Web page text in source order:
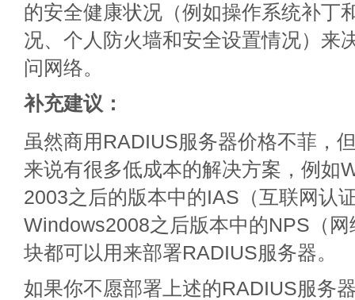
的安全健康状况（例如操作系统补丁
况、个人防火墙和安全设置情况）来
问网络。
补充建议：
虽然商用RADIUS服务器价格不菲，
来说有很多低成本的解决方案，例如
2003之后的版本中的IAS（互联网认
Windows2008之后版本中的NPS（
块都可以用来部署RADIUS服务器。
如果你不愿部署上述的RADIUS服务